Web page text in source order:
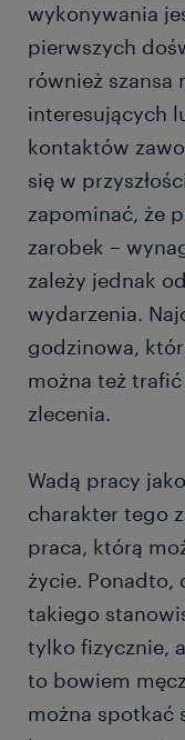
wykonywania
pierwszych
również szansa
interesujących
kontaktów
się w
zapominać, że
zarobek –
zależy jednak
wydarzenia.
godzinowa,
można też
zlecenia.
Wadą pracy
charakter tego
praca, którą
życie. Ponadto,
takiego
tylko fizycznie,
to bowiem
można spotkać